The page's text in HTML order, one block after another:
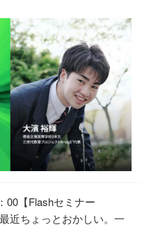
00【Flashセミナー
近ちょっとおかしい。一